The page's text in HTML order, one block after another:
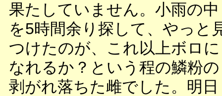
果たしていません。小雨の中
を5時間余り探して、やっと
つけたのが、これ以上ボロに
なれるか？という程の鱗粉の
剥がれ落ちた雌でした。明日